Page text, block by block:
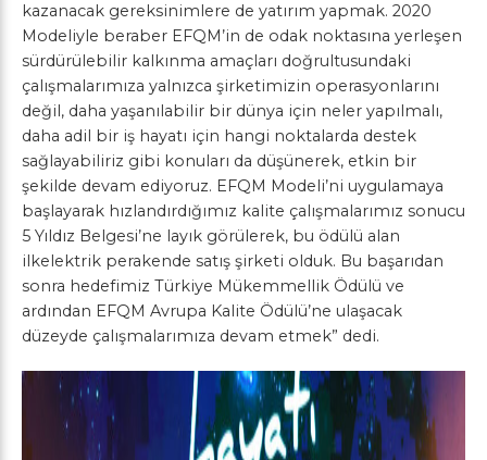
kazanacak gereksinimlere de yatırım yapmak. 2020
Modeliyle beraber EFQM’in de odak noktasına yerleşen
sürdürülebilir kalkınma amaçları doğrultusundaki
çalışmalarımıza yalnızca şirketimizin operasyonlarını
değil, daha yaşanılabilir bir dünya için neler yapılmalı,
daha adil bir iş hayatı için hangi noktalarda destek
sağlayabiliriz gibi konuları da düşünerek, etkin bir
şekilde devam ediyoruz. EFQM Modeli’ni uygulamaya
başlayarak hızlandırdığımız kalite çalışmalarımız sonucu
5 Yıldız Belgesi’ne layık görülerek, bu ödülü alan
ilkelektrik perakende satış şirketi olduk. Bu başarıdan
sonra hedefimiz Türkiye Mükemmellik Ödülü ve
ardından EFQM Avrupa Kalite Ödülü’ne ulaşacak
düzeyde çalışmalarımıza devam etmek” dedi.